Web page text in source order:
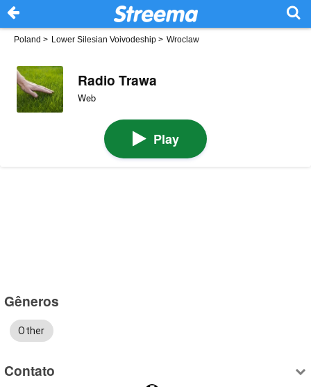
Poland > Lower Silesian Voivodeship > Wroclaw
Radio Trawa
Web
Play
Gêneros
Other
Contato